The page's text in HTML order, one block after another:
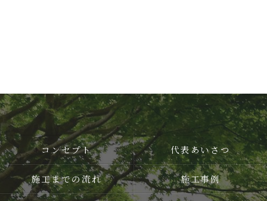
コンセプト 代表あいさつ
施工までの流れ 施工事例